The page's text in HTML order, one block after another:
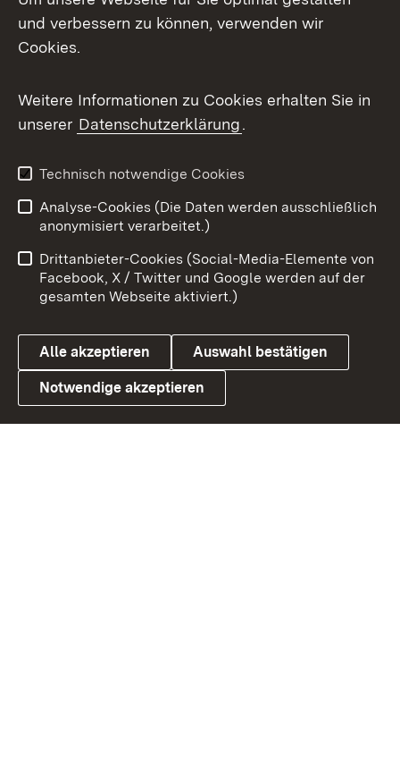
Mastodon
Messenger
Social Wall
X / Twitter
Youtube
Link zum Landesportal
Benutzungshinweise
Barrierefreiheit
Datenschutz
Cookies
und verbessern zu können, verwenden wir
Cookies.
Weitere Informationen zu Cookies erhalten Sie in
unserer Datenschutzerklärung.
Technisch notwendige Cookies
Analyse-Cookies (Die Daten werden ausschließlich
anonymisiert verarbeitet.)
Drittanbieter-Cookies (Social-Media-Elemente von
Facebook, X / Twitter und Google werden auf der
gesamten Webseite aktiviert.)
Alle akzeptieren Auswahl bestätigen
Notwendige akzeptieren